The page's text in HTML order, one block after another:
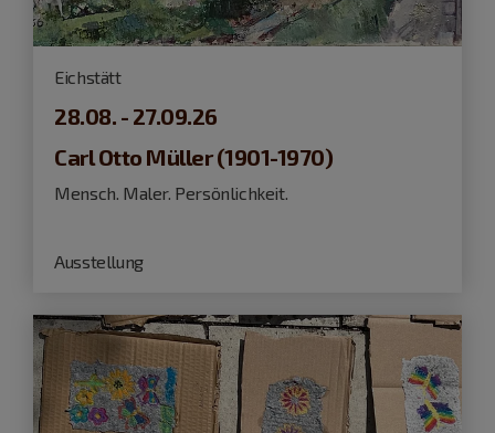
Eichstätt
28.08. - 27.09.26
Carl Otto Müller (1901-1970)
Mensch. Maler. Persönlichkeit.
Ausstellung